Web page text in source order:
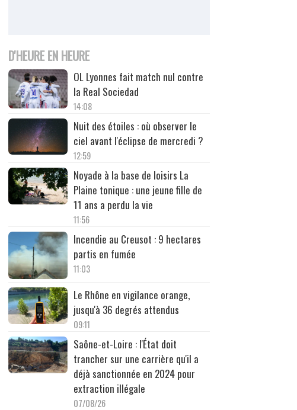
D'HEURE EN HEURE
OL Lyonnes fait match nul contre
la Real Sociedad
14:08
Nuit des étoiles : où observer le
ciel avant l'éclipse de mercredi ?
12:59
Noyade à la base de loisirs La
Plaine tonique : une jeune fille de
11 ans a perdu la vie
11:56
Incendie au Creusot : 9 hectares
partis en fumée
11:03
Le Rhône en vigilance orange,
jusqu'à 36 degrés attendus
09:11
Saône-et-Loire : l'État doit
trancher sur une carrière qu'il a
déjà sanctionnée en 2024 pour
extraction illégale
07/08/26